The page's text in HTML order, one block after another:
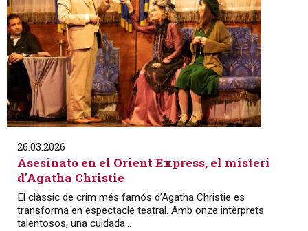
26.03.2026
Asesinato en el Orient Express, el misteri
d'Agatha Christie
El clàssic de crim més famós d’Agatha Christie es
transforma en espectacle teatral. Amb onze intèrprets
talentosos, una cuidada...